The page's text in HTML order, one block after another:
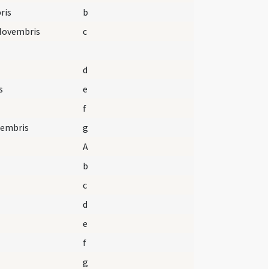
b
c
d
e
f
g
A
b
c
d
e
f
g